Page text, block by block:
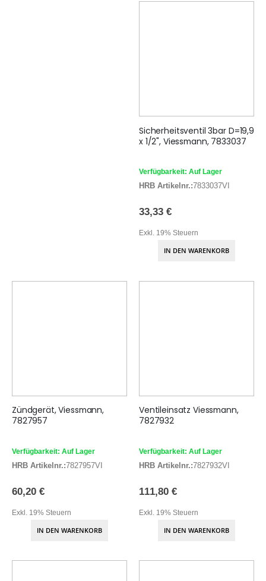
Sicherheitsventil 3bar D=19,9
x 1/2", Viessmann, 7833037
Verfügbarkeit: Auf Lager
HRB Artikelnr.:7833037VI
33,33 €
Exkl. 19% Steuern
IN DEN WARENKORB
Zündgerät, Viessmann,
7827957
Verfügbarkeit: Auf Lager
HRB Artikelnr.:7827957VI
60,20 €
Exkl. 19% Steuern
IN DEN WARENKORB
Ventileinsatz Viessmann,
7827932
Verfügbarkeit: Auf Lager
HRB Artikelnr.:7827932VI
111,80 €
Exkl. 19% Steuern
IN DEN WARENKORB